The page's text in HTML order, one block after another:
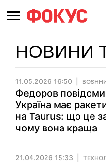
НОВИНИ
11.05.2026 16:50
Федоров
Україна має
на Taurus: що це
чому вона краща
21.04.2026 15:33